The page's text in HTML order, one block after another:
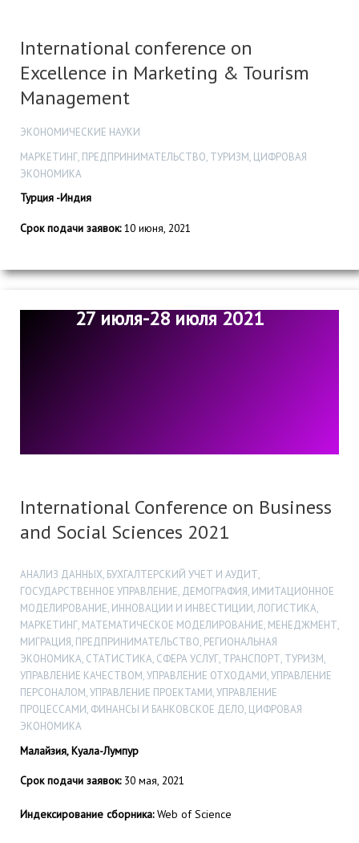
International conference on
Excellence in Marketing & Tourism
Management
ЭКОНОМИЧЕСКИЕ НАУКИ
МАРКЕТИНГ, ПРЕДПРИНИМАТЕЛЬСТВО, ТУРИЗМ, ЦИФРОВАЯ
ЭКОНОМИКА
Турция -Индия
Срок подачи заявок:10 июня, 2021
27 июля-28 июля 2021
International Conference on Business
and Social Sciences 2021
АНАЛИЗ ДАННЫХ, БУХГАЛТЕРСКИЙ УЧЕТ И АУДИТ,
ГОСУДАРСТВЕННОЕ УПРАВЛЕНИЕ, ДЕМОГРАФИЯ, ИМИТАЦИОННОЕ
МОДЕЛИРОВАНИЕ, ИННОВАЦИИ И ИНВЕСТИЦИИ, ЛОГИСТИКА,
МАРКЕТИНГ, МАТЕМАТИЧЕСКОЕ МОДЕЛИРОВАНИЕ, МЕНЕДЖМЕНТ,
МИГРАЦИЯ, ПРЕДПРИНИМАТЕЛЬСТВО, РЕГИОНАЛЬНАЯ
ЭКОНОМИКА, СТАТИСТИКА, СФЕРА УСЛУГ, ТРАНСПОРТ, ТУРИЗМ,
УПРАВЛЕНИЕ КАЧЕСТВОМ, УПРАВЛЕНИЕ ОТХОДАМИ, УПРАВЛЕНИЕ
ПЕРСОНАЛОМ, УПРАВЛЕНИЕ ПРОЕКТАМИ, УПРАВЛЕНИЕ
ПРОЦЕССАМИ, ФИНАНСЫ И БАНКОВСКОЕ ДЕЛО, ЦИФРОВАЯ
ЭКОНОМИКА
Малайзия, Куала-Лумпур
Срок подачи заявок:30 мая, 2021
Индексирование сборника:Web of Science